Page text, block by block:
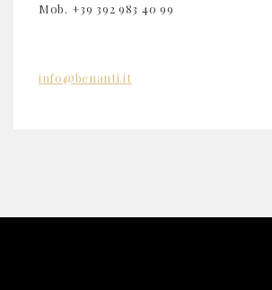
Mob. +39 392 983 40 99
info@benanti.it